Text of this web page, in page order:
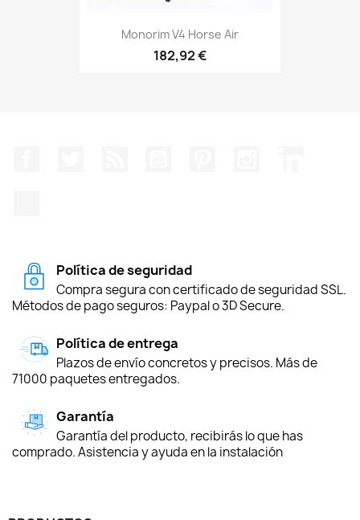
Monorim V4 Horse Air
182,92 €
Política de seguridad
Compra segura con certificado de seguridad SSL.
Métodos de pago seguros: Paypal o 3D Secure.
Política de entrega
Plazos de envío concretos y precisos. Más de
71000 paquetes entregados.
Garantía
Garantía del producto, recibirás lo que has
comprado. Asistencia y ayuda en la instalación